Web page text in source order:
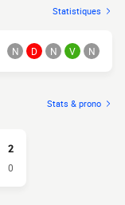
Statistiques
N D N V N
Stats & prono
2
0